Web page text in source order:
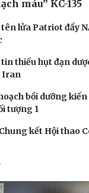
máu” KC-135
lửa Patriot đẩy
thiếu hụt đạn
Iran
bồi dưỡng
tượng 1
kết Hội thao